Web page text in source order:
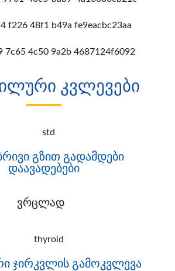
კვლევები
გზით გადამდები
დაავადებები
ვრცლად
ჯირკვლის გამოკვლევა